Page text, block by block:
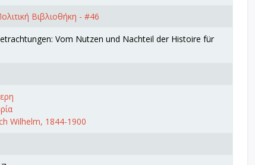
Βιβλιοθήκη - #46
Vom Nutzen und Nachteil der Histoire für
Wilhelm, 1844-1900